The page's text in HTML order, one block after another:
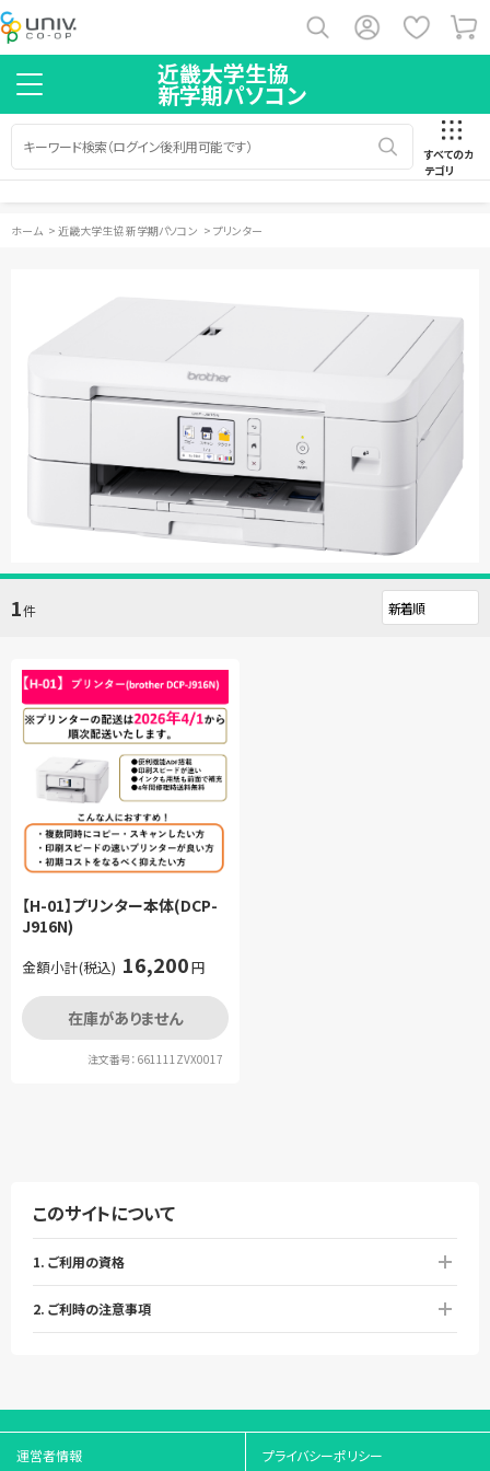
近畿大学生協
新学期パソコン
すべてのカ
テゴリ
ホーム > 近畿大学生協 新学期パソコン > プリンター
1件
【H-01】プリンター本体(DCP-
J916N)
金額小計(税込) 16,200円
在庫がありません
注文番号：661111ZVX0017
このサイトについて
1. ご利用の資格
2. ご利時の注意事項
運営者情報 プライバシーポリシー